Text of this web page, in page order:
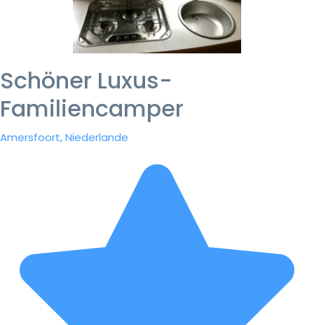
Schöner Luxus-
Familiencamper
Amersfoort, Niederlande